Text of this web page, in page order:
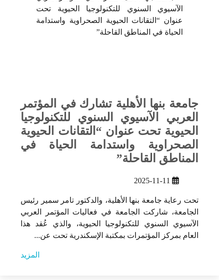
جامعة بنها الأهلية تشارك في المؤتمر
العربي الآسيوي السنوي للتكنولوجيا
الحيوية تحت عنوان “التقانات الحيوية
الصحراوية واستدامة الحياة في
المناطق القاحلة”
2025-11-11
تحت رعاية جامعة بنها الأهلية، والدكتور تامر سمير رئيس
الجامعة، شاركت الجامعة في فعاليات المؤتمر العربي
الآسيوي السنوي للتكنولوجيا الحيوية، والذي عُقد هذا
العام بمركز المؤتمرات بمكتبة الإسكندرية تحت عن...
المزيد